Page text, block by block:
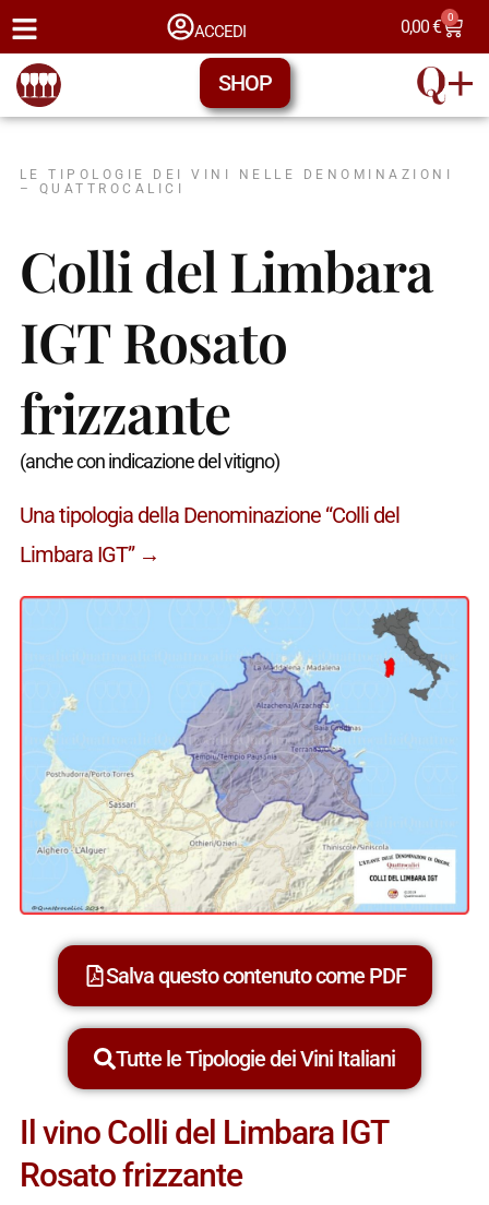
ACCEDI 0,00€ 0
SHOP
LE TIPOLOGIE DEI VINI NELLE DENOMINAZIONI
– QUATTROCALICI
Colli del Limbara
IGT Rosato
frizzante
(anche con indicazione del vitigno)
Una tipologia della Denominazione “Colli del
Limbara IGT” →
Salva questo contenuto come PDF
Tutte le Tipologie dei Vini Italiani
Il vino Colli del Limbara IGT
Rosato frizzante